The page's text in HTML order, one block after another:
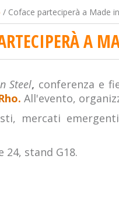
/ Coface parteciperà a Made
A
Steel, conferenza e
All'evento,
mercati
24, stand G18.